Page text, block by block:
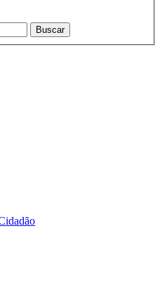
Buscar